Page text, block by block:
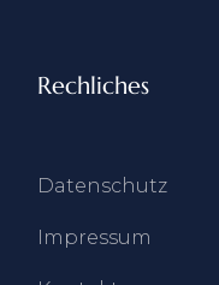
Rechliches
Datenschutz
Impressum